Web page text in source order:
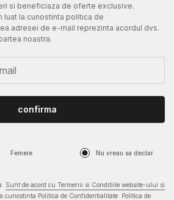
si beneficiaza de oferte exclusive.
luat la cunostinta politica de
adresei de e-mail reprezinta acordul dvs.
noastra.
Femeie Nu vreau sa declar
confirma
Sunt de acord cu Termenii si Conditiile website-ului si
cunostinta Politica de Confidentialitate Politica de